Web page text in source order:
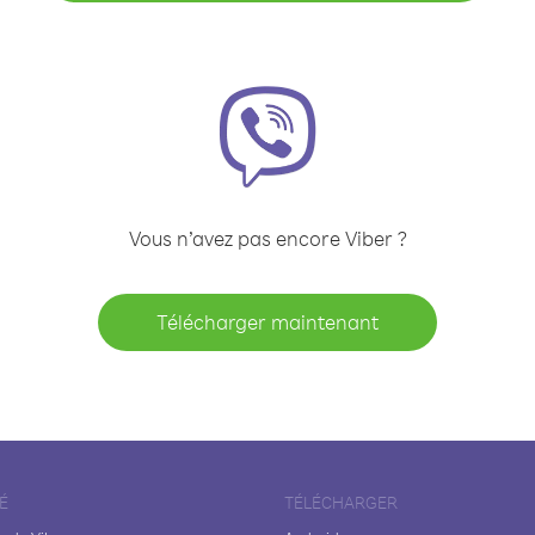
Vous n’avez pas encore Viber ?
Télécharger maintenant
TÉLÉCHARGER